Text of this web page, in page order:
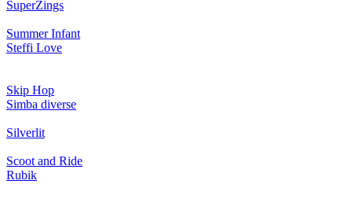
SuperZings
Summer Infant
Steffi Love
Skip Hop
Simba diverse
Silverlit
Scoot and Ride
Rubik